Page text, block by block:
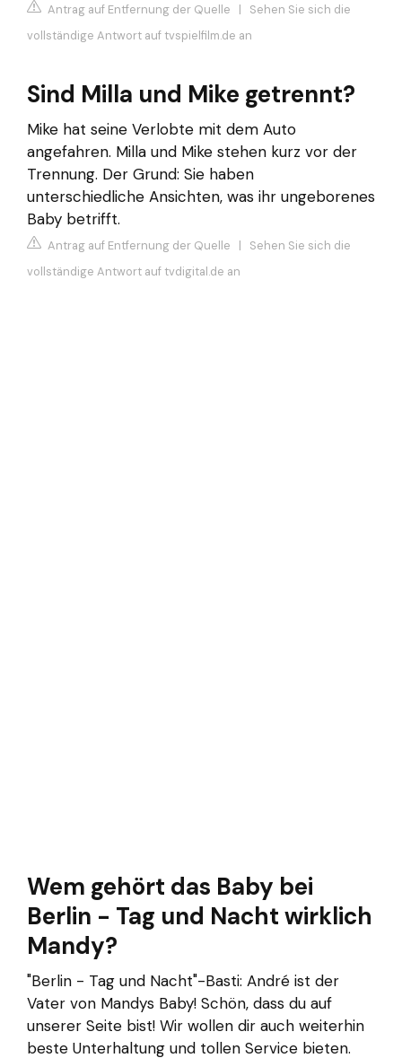
Antrag auf Entfernung der Quelle | Sehen Sie sich die
vollständige Antwort auf tvspielfilm.de an
Sind Milla und Mike getrennt?
Mike hat seine Verlobte mit dem Auto
angefahren. Milla und Mike stehen kurz vor der
Trennung. Der Grund: Sie haben
unterschiedliche Ansichten, was ihr ungeborenes
Baby betrifft.
Antrag auf Entfernung der Quelle | Sehen Sie sich die
vollständige Antwort auf tvdigital.de an
Wem gehört das Baby bei
Berlin - Tag und Nacht wirklich
Mandy?
"Berlin - Tag und Nacht"-Basti: André ist der
Vater von Mandys Baby! Schön, dass du auf
unserer Seite bist! Wir wollen dir auch weiterhin
beste Unterhaltung und tollen Service bieten.